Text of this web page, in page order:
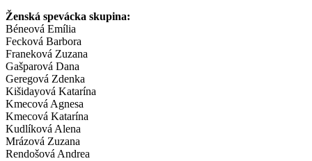
Ženská spevácka skupina:
Béneová Emília
Fecková Barbora
Franeková Zuzana
Gašparová Dana
Geregová Zdenka
Kišidayová Katarína
Kmecová Agnesa
Kmecová Katarína
Kudlíková Alena
Mrázová Zuzana
Rendošová Andrea